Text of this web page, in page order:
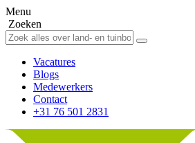
Menu
Zoeken
Vacatures
Blogs
Medewerkers
Contact
+31 76 501 2831